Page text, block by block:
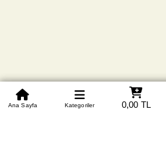
0850 305 09 70
Beden Tablosu Banka Hesapları
Ana Sayfa Kategoriler 0,00 TL